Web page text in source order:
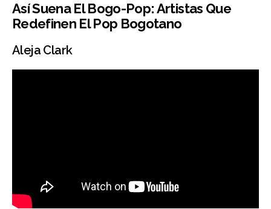
Así Suena El Bogo-Pop: Artistas Que
Redefinen El Pop Bogotano
Aleja Clark